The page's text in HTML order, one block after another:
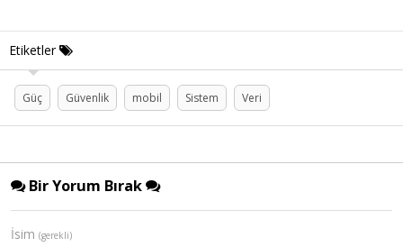
Etiketler
Güç Güvenlik mobil Sistem Veri
Bir Yorum Bırak
İsim (gerekli)